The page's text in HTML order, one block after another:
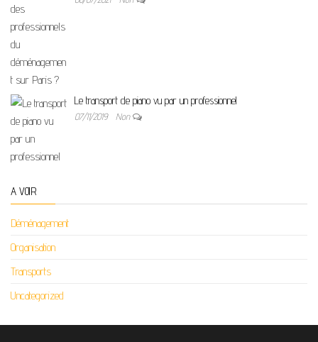
Le transport de piano vu par un professionnel
07/11/2019 Non
A VOIR
Déménagement
Organisation
Transports
Uncategorized